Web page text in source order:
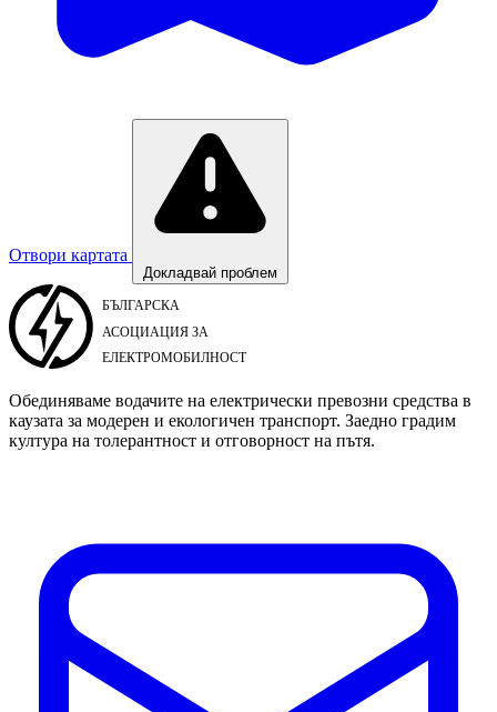
Отвори картата
Докладвай проблем
Обединяваме водачите на електрически превозни средства в
каузата за модерен и екологичен транспорт. Заедно градим
култура на толерантност и отговорност на пътя.